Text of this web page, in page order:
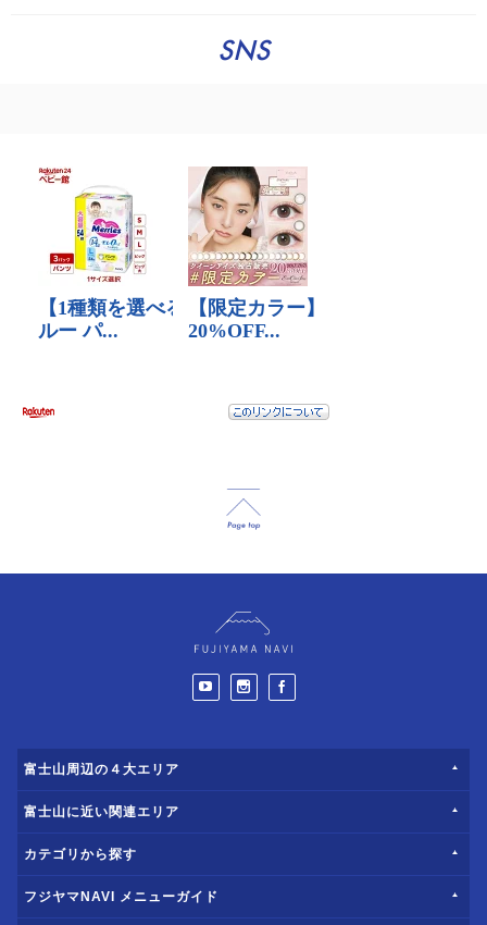
SNS
富士山周辺の４大エリア
富士山に近い関連エリア
カテゴリから探す
フジヤマNAVI メニューガイド